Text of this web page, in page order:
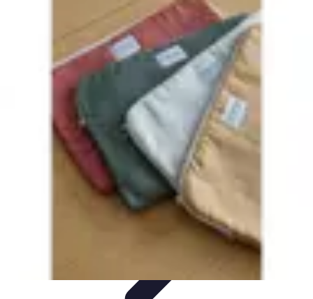
Sécurité en voyage Voyage Écoresponsable
Conseils Pratiques
Globe Explore